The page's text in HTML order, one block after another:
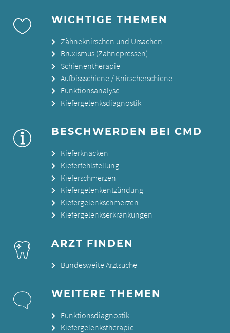
WICHTIGE THEMEN
Zähneknirschen und Ursachen
Bruxismus (Zähnepressen)
Schienentherapie
Aufbissschiene / Knirscherschiene
Funktionsanalyse
Kiefergelenksdiagnostik
BESCHWERDEN BEI CMD
Kieferknacken
Kieferfehlstellung
Kieferschmerzen
Kiefergelenkentzündung
Kiefergelenkschmerzen
Kiefergelenkserkrankungen
ARZT FINDEN
Bundesweite Arztsuche
WEITERE THEMEN
Funktionsdiagnostik
Kiefergelenkstherapie